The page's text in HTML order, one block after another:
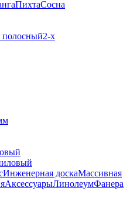
ПихтаСосна
полосный2-х
Инженерная доскаМассивная
АксессуарыЛинолеумФанера